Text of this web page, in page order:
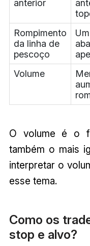
anterior
Rompimento
da linha de
pescoço
Volume
O volume é o
também o mais
interpretar o
esse tema.
Como os
stop e alvo?